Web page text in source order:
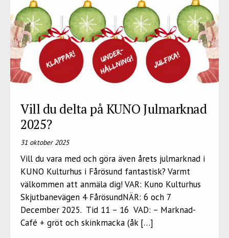
Vill du delta på KUNO Julmarknad
2025?
31 oktober 2025
Vill du vara med och göra även årets julmarknad i
KUNO Kulturhus i Fårösund fantastisk? Varmt
välkommen att anmäla dig! VAR: Kuno Kulturhus
Skjutbanevägen 4 FårösundNÄR: 6 och 7
December 2025. Tid 11 – 16 VAD: – Marknad-
Café + gröt och skinkmacka (åk […]